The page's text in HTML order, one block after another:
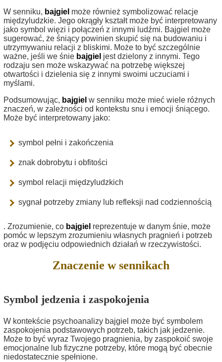
W senniku, bajgiel może również symbolizować relacje
międzyludzkie. Jego okrągły kształt może być interpretowany
jako symbol więzi i połączeń z innymi ludźmi. Bajgiel może
sugerować, że śniący powinien skupić się na budowaniu i
utrzymywaniu relacji z bliskimi. Może to być szczególnie
ważne, jeśli we śnie bajgiel jest dzielony z innymi. Tego
rodzaju sen może wskazywać na potrzebę większej
otwartości i dzielenia się z innymi swoimi uczuciami i
myślami.
Podsumowując, bajgiel w senniku może mieć wiele różnych
znaczeń, w zależności od kontekstu snu i emocji śniącego.
Może być interpretowany jako:
symbol pełni i zakończenia
znak dobrobytu i obfitości
symbol relacji międzyludzkich
sygnał potrzeby zmiany lub refleksji nad codziennością
. Zrozumienie, co bajgiel reprezentuje w danym śnie, może
pomóc w lepszym zrozumieniu własnych pragnień i potrzeb
oraz w podjęciu odpowiednich działań w rzeczywistości.
Znaczenie w sennikach
Symbol jedzenia i zaspokojenia
W kontekście psychoanalizy bajgiel może być symbolem
zaspokojenia podstawowych potrzeb, takich jak jedzenie.
Może to być wyraz Twojego pragnienia, by zaspokoić swoje
emocjonalne lub fizyczne potrzeby, które mogą być obecnie
niedostatecznie spełnione.